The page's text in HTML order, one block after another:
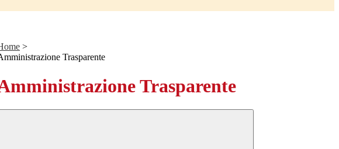
>
Trasparente
Trasparente